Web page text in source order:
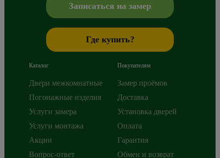
Записаться на замер
Где купить?
Каталог
Двери межкомнатные
Погонажные изделия
Услуги замера
Услуги монтажа
Акции
Вопрос-ответ
Покупателям
Замер проёмов
Доставка
Установка дверей
Оплата
Гарантия
Обмен и возврат